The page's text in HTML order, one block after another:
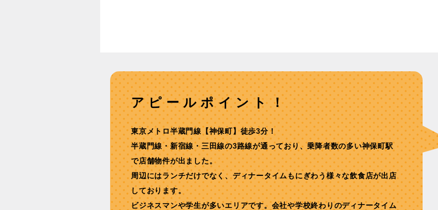
アピールポイント！
東京メトロ半蔵門線【神保町】徒歩3分！
半蔵門線・新宿線・三田線の3路線が通っており、乗降者数の多い神保町駅
で店舗物件が出ました。
周辺にはランチだけでなく、ディナータイムもにぎわう様々な飲食店が出店
しております。
ビジネスマンや学生が多いエリアです。会社や学校終わりのディナータイム